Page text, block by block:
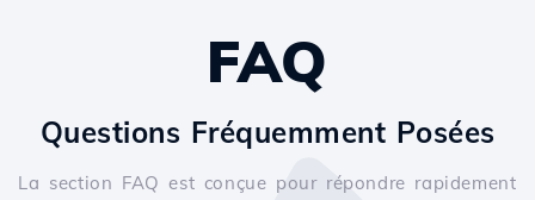
FAQ
Questions Fréquemment Posées
La section FAQ est conçue pour répondre rapidement